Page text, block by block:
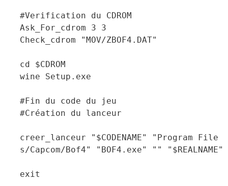
#Verification du CDROM
Ask_For_cdrom 3 3
Check_cdrom "MOV/ZBOF4.DAT"
cd $CDROM
wine Setup.exe
#Fin du code du jeu
#Création du lanceur
creer_lanceur "$CODENAME" "Program File
s/Capcom/Bof4" "BOF4.exe" "" "$REALNAME"
exit